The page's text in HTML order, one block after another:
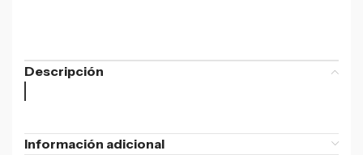
Descripción
Información adicional